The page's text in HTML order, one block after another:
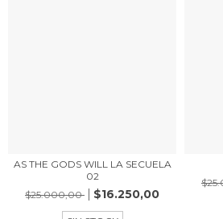
AS THE GODS WILL LA SECUELA
02
$25.000,00
$16.250,00